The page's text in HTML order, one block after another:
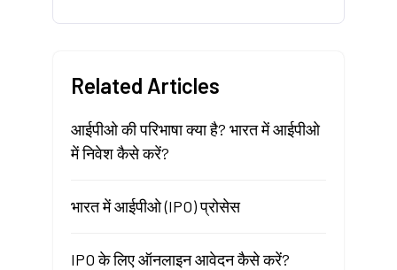
Related Articles
आईपीओ की परिभाषा क्या है? भारत में आईपीओ
में निवेश कैसे करें?
भारत में आईपीओ (IPO) प्रोसेस
IPO के लिए ऑनलाइन आवेदन कैसे करें?